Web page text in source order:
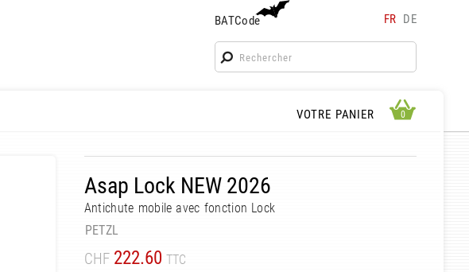
BATCode FR DE
BATCode
Rentrez votre BATCode et validez
VOTRE PANIER 0 0
Asap Lock NEW 2026
Antichute mobile avec fonction Lock
PETZL
CHF 222.60 TTC